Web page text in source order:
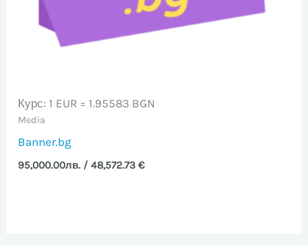
Курс: 1 EUR = 1.95583 BGN
Media
Banner.bg
95,000.00лв. / 48,572.73 €